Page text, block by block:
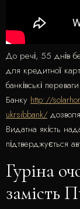
До речі, 55 днів
для кредитної
банківські
Банку http://
ukrsibbank/
Видатна якість
підтверджується
Гуріна
замість